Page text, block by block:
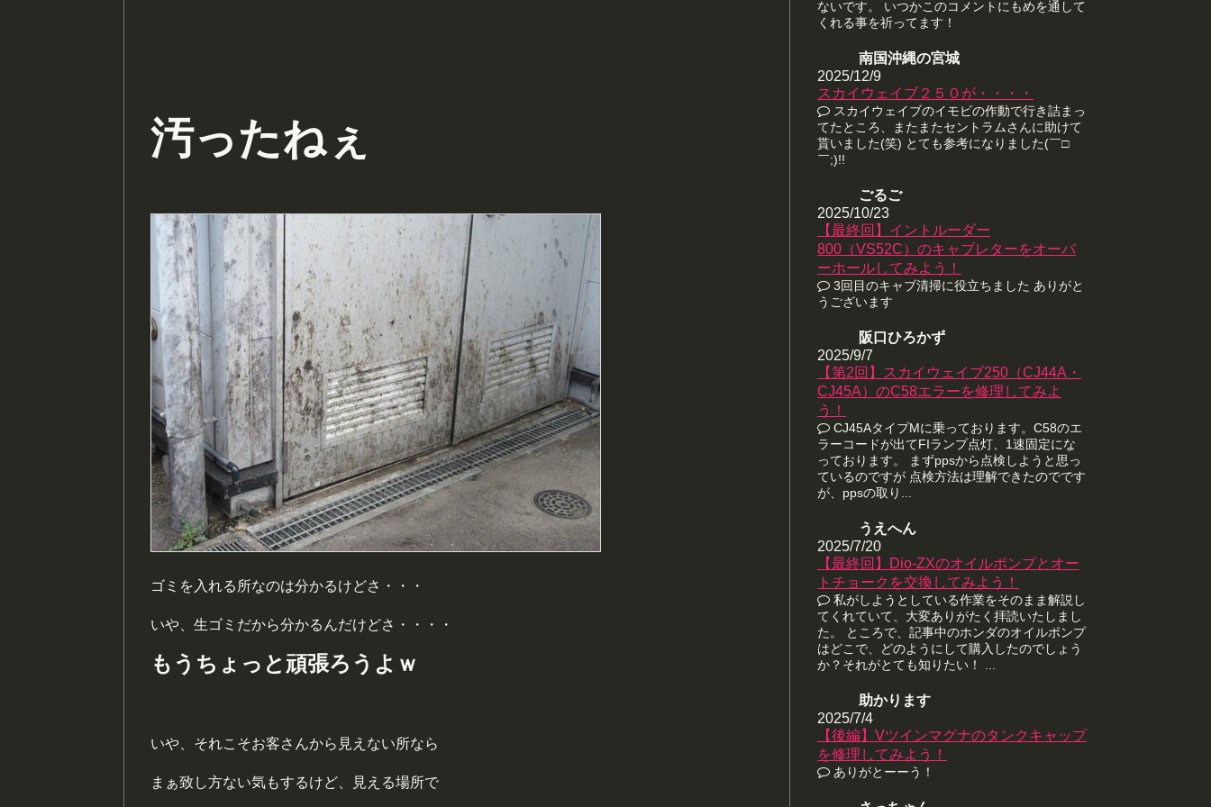
汚ったねぇ
ゴミを入れる所なのは分かるけどさ・・・
いや、生ゴミだから分かるんだけどさ・・・・
もうちょっと頑張ろうよｗ
いや、それこそお客さんから見えない所なら
まぁ致し方ない気もするけど、見える場所で
ないです。 いつかこのコメントにもめを通して
くれる事を祈ってます！
南国沖縄の宮城
2025/12/9
スカイウェイブ２５０が・・・・
スカイウェイブのイモビの作動で行き詰まっ
てたところ、またまたセントラムさんに助けて
貰いました(笑) とても参考になりました(￣□
￣;)!!
ごるご
2025/10/23
【最終回】イントルーダー
800（VS52C）のキャブレターをオーバ
ーホールしてみよう！
3回目のキャブ清掃に役立ちました ありがと
うございます
阪口ひろかず
2025/9/7
【第2回】スカイウェイブ250（CJ44A・
CJ45A）のC58エラーを修理してみよ
う！
CJ45AタイプMに乗っております。C58のエ
ラーコードが出てFIランプ点灯、1速固定にな
っております。 まずppsから点検しようと思っ
ているのですが 点検方法は理解できたのでです
が、ppsの取り...
うえへん
2025/7/20
【最終回】Dio-ZXのオイルポンプとオー
トチョークを交換してみよう！
私がしようとしている作業をそのまま解説し
てくれていて、大変ありがたく拝読いたしまし
た。 ところで、記事中のホンダのオイルポンプ
はどこで、どのようにして購入したのでしょう
か？それがとても知りたい！ ...
助かります
2025/7/4
【後編】Vツインマグナのタンクキャップ
を修理してみよう！
ありがとーーう！